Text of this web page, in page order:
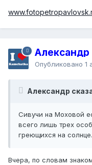
Александр
Опубликовано 1
Александр
Сивучи на Моховой
всего лишь трех
греющихся на солнце.
Вчера, по словам